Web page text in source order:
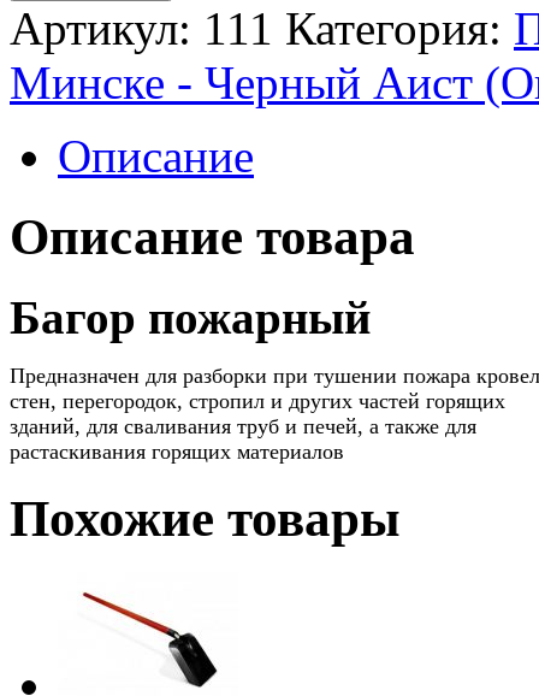
Артикул: 111 Категория:
Минске - Черный Аист
Описание
Описание товара
Багор пожарный
Предназначен для разборки при тушении пожара
стен, перегородок, стропил и других частей горящих
зданий, для сваливания труб и печей, а также для
растаскивания горящих материалов
Похожие товары